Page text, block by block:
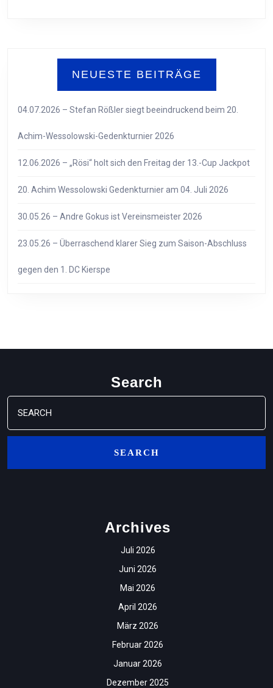
NEUESTE BEITRÄGE
04.07.2026 – Stefan Rößler siegt beeindruckend beim 20.
Achim-Wessolowski-Gedenkturnier 2026
12.06.2026 – „Rösi“ holt sich den Freitag der 13.-Cup Jackpot
20. Achim Wessolowski Gedenkturnier am 04. Juli 2026
30.05.26 – Andre Gokus ist Vereinsmeister 2026
23.05.26 – Überraschend klarer Sieg zum Saison-Abschluss
gegen den 1. DC Kierspe
Search
Search
for:
Archives
Juli 2026
Juni 2026
Mai 2026
April 2026
März 2026
Februar 2026
Januar 2026
Dezember 2025